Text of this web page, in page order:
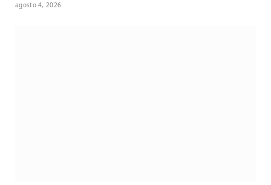
agosto 4, 2026